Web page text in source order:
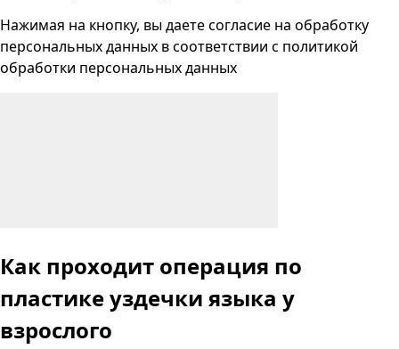
Нажимая на кнопку, вы даете согласие на обработку
персональных данных в соответствии с политикой
обработки персональных данных
Как проходит операция по
пластике уздечки языка у
взрослого